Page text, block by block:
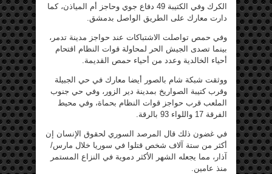
الكرك وفي الكتيبة 49 دفاع جوي وحاجز أم المياذن، كما
دارت معارك على الطريق الواصل بدمشق.
وفي حمص تواصلت الاشتباكات عند حواجز مدينة تدمر،
بينما تصدى الجيش الحر لمحاولة قوات النظام اقتحام
أحياء الخالدية وعدد من أحياء حمص القديمة.
ووثقت شبكة شام بالصور أيضا معارك في حي الجبيلة
وقرب كتيبة الصواريخ بمدينة دير الزور، وفي حي جنوب
الملعب قرب حواجز قوات النظام بحماة، وفي محيط
الفرقة 17 واللواء 93 بالرقة.
في غضون ذلك قال المرصد السوري لحقوق الإنسان إن
أكثر من ستة آلاف شخص قتلوا في سوريا خلال مارس/
آذار، مما يجعله الشهر الأكثر دموية في النزاع المستمر
منذ عامين.